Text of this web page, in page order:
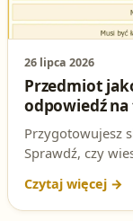
26 lipca 2026
Przedmiot
odpowiedź
Przygotowujesz
Sprawdź, czy
do miotania. To
zaskoczyć!